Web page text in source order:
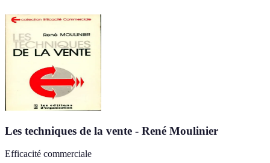
Les techniques de la vente - René Moulinier
Efficacité commerciale